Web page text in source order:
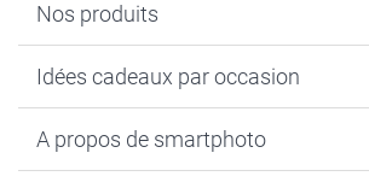
Nos produits
Calendrier photo & Agenda photo
Tirage photo & agrandissement
Idées cadeaux par occasion
Anniversaire
A propos de smartphoto